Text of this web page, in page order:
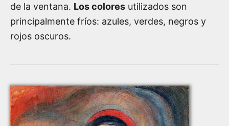
de la ventana. Los colores utilizados son
principalmente fríos: azules, verdes, negros y
rojos oscuros.